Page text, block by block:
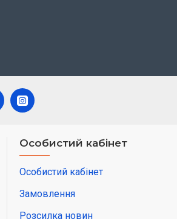
Особистий кабінет
Особистий кабінет
Замовлення
Розсилка новин